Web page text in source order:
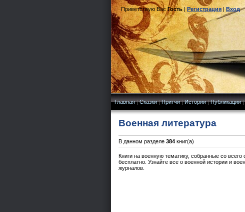
Приветствую Вас Гость|Регистрация|Вход
Главная|Сказки|Притчи|Истории|Публикации|
Военная литература
В данном разделе 384 книг(а)
Книги на военную тематику, собранные со
бесплатно. Узнайте все о военной истории и
журналов.